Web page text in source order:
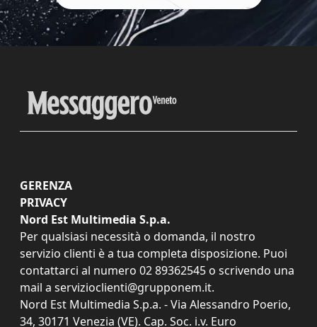
GERENZA
PRIVACY
Nord Est Multimedia S.p.a.
Per qualsiasi necessità o domanda, il nostro
servizio clienti è a tua completa disposizione. Puoi
contattarci al numero 02 89362545 o scrivendo una
mail a servizioclienti@grupponem.it.
Nord Est Multimedia S.p.a. - Via Alessandro Poerio,
34, 30171 Venezia (VE). Cap. Soc. i.v. Euro